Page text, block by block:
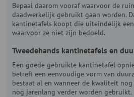
Bepaal daarom vooraf waarvoor de
daadwerkelijk gebruikt gaan worden.
kantinetafels koopt die uiteindelijk
waarvoor ze niet zijn bedoeld.
Tweedehands kantinetafels en
Een goede gebruikte kantinetafel
betreft een eenvoudige vorm van
bestaat al en wanneer de kwaliteit
nog jarenlang verder worden gebruikt.